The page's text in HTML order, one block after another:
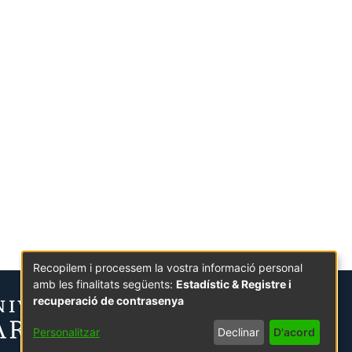
Recopilem i processem la vostra informació personal
amb les finalitats següents: Estadístic & Registre i
recuperació de contrasenya
Personalitzar Declinar D'acord